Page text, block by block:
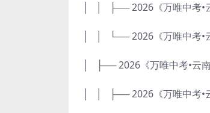
│ │ ├── 2026《万唯中考•
│ │ └── 2026《万唯中考•
│ ├── 2026《万唯中考•云
│ │ ├── 2026《万唯中考•